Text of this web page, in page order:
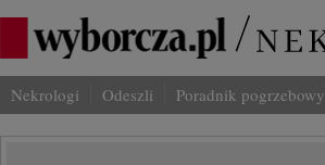
Nekrologi Odeszli Poradnik pogrzebowy